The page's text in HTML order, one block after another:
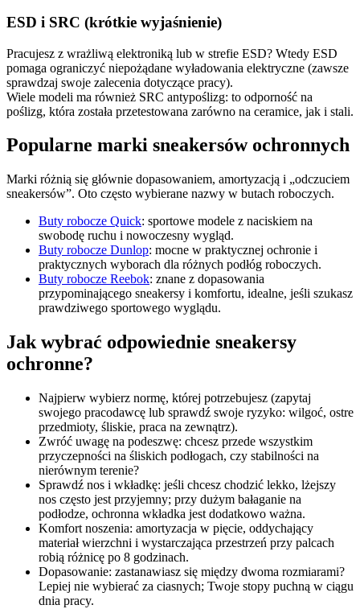
ESD i SRC (krótkie wyjaśnienie)
Pracujesz z wrażliwą elektroniką lub w strefie ESD? Wtedy ESD
pomaga ograniczyć niepożądane wyładowania elektryczne (zawsze
sprawdzaj swoje zalecenia dotyczące pracy).
Wiele modeli ma również SRC antypoślizg: to odporność na
poślizg, która została przetestowana zarówno na ceramice, jak i stali.
Popularne marki sneakersów ochronnych
Marki różnią się głównie dopasowaniem, amortyzacją i „odczuciem
sneakersów”. Oto często wybierane nazwy w butach roboczych.
Buty robocze Quick: sportowe modele z naciskiem na
swobodę ruchu i nowoczesny wygląd.
Buty robocze Dunlop: mocne w praktycznej ochronie i
praktycznych wyborach dla różnych podłóg roboczych.
Buty robocze Reebok: znane z dopasowania
przypominającego sneakersy i komfortu, idealne, jeśli szukasz
prawdziwego sportowego wyglądu.
Jak wybrać odpowiednie sneakersy
ochronne?
Najpierw wybierz normę, której potrzebujesz (zapytaj
swojego pracodawcę lub sprawdź swoje ryzyko: wilgoć, ostre
przedmioty, śliskie, praca na zewnątrz).
Zwróć uwagę na podeszwę: chcesz przede wszystkim
przyczepności na śliskich podłogach, czy stabilności na
nierównym terenie?
Sprawdź nos i wkładkę: jeśli chcesz chodzić lekko, lżejszy
nos często jest przyjemny; przy dużym bałaganie na
podłodze, ochronna wkładka jest dodatkowo ważna.
Komfort noszenia: amortyzacja w pięcie, oddychający
materiał wierzchni i wystarczająca przestrzeń przy palcach
robią różnicę po 8 godzinach.
Dopasowanie: zastanawiasz się między dwoma rozmiarami?
Lepiej nie wybierać za ciasnych; Twoje stopy puchną w ciągu
dnia pracy.